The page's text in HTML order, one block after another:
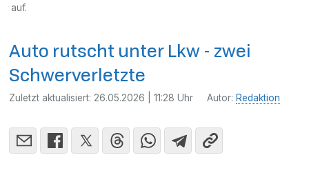
auf.
Auto rutscht unter Lkw - zwei
Schwerverletzte
Zuletzt aktualisiert: 26.05.2026 | 11:28 Uhr Autor: Redaktion